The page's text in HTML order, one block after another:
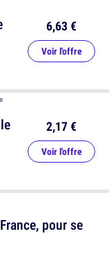
6,63 €
Voir l'offre
pour se
2,17 €
Voir l'offre